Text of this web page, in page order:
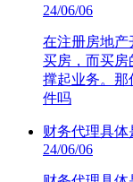
24/06/06
在注册房地产
买房，而买房
撑起业务。那
件吗
财务代理具体
24/06/06